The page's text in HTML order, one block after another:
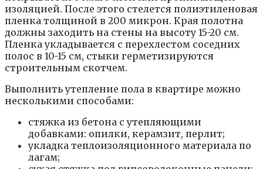
изоляцией. После этого стелется полиэтиленовая
пленка толщиной в 200 микрон. Края полотна
должны заходить на стены на высоту 15-20 см.
Пленка укладывается с перехлестом соседних
полос в 10-15 см, стыки герметизируются
строительным скотчем.
Выполнить утепление пола в квартире можно
несколькими способами:
стяжка из бетона с утепляющими
добавками: опилки, керамзит, перлит;
укладка теплоизоляционного материала по
лагам;